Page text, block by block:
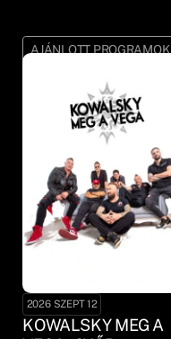
AJÁNLOTT PROGRAMOK
2026 SZEPT 12
KOWALSKY MEG A